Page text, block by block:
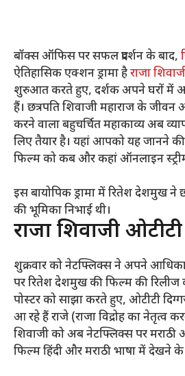
बॉक्स ऑफिस पर सफल प्रदर्शन के बाद,
ऐतिहासिक एक्शन ड्रामा हैराजा
शुरुआत करते हुए, दर्शक अपने घरों में
हैं। छत्रपति शिवाजी महाराज के जीवन
करने वाला बहुचर्चित महाकाव्य अब
लिए तैयार है। यहां आपको यह जानने
फिल्म को कब और कहां ऑनलाइन
इस बायोपिक ड्रामा में रितेश देशमुख ने
की भूमिका निभाई थी।
राजा शिवाजी
शुक्रवार को नेटफ्लिक्स ने अपने
पर रितेश देशमुख की फिल्म की रिलीज
पोस्टर को साझा करते हुए, ओटीटी
आ रहे हैं राजे (राजा विद्रोह का नेतृत्व
शिवाजी को अब नेटफ्लिक्स पर मराठी
फिल्म हिंदी और मराठी भाषा में देखने